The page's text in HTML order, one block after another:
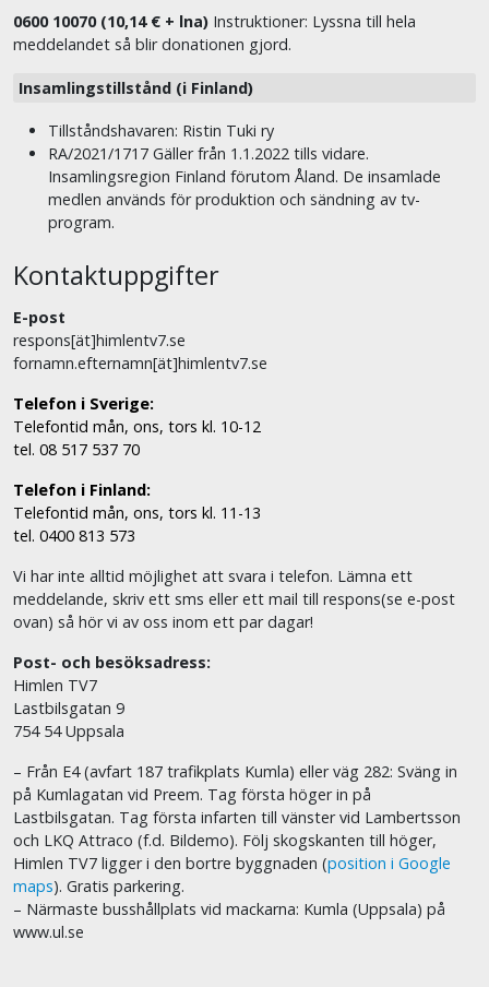
0600 10070 (10,14 € + lna) Instruktioner: Lyssna till hela
meddelandet så blir donationen gjord.
Insamlingstillstånd (i Finland)
Tillståndshavaren: Ristin Tuki ry
RA/2021/1717 Gäller från 1.1.2022 tills vidare.
Insamlingsregion Finland förutom Åland. De insamlade
medlen används för produktion och sändning av tv-
program.
Kontaktuppgifter
E-post
respons[ät]himlentv7.se
fornamn.efternamn[ät]himlentv7.se
Telefon i Sverige:
Telefontid mån, ons, tors kl. 10-12
tel. 08 517 537 70
Telefon i Finland:
Telefontid mån, ons, tors kl. 11-13
tel. 0400 813 573
Vi har inte alltid möjlighet att svara i telefon. Lämna ett
meddelande, skriv ett sms eller ett mail till respons(se e-post
ovan) så hör vi av oss inom ett par dagar!
Post- och besöksadress:
Himlen TV7
Lastbilsgatan 9
754 54 Uppsala
– Från E4 (avfart 187 trafikplats Kumla) eller väg 282: Sväng in
på Kumlagatan vid Preem. Tag första höger in på
Lastbilsgatan. Tag första infarten till vänster vid Lambertsson
och LKQ Attraco (f.d. Bildemo). Följ skogskanten till höger,
Himlen TV7 ligger i den bortre byggnaden (position i Google
maps). Gratis parkering.
– Närmaste busshållplats vid mackarna: Kumla (Uppsala) på
www.ul.se